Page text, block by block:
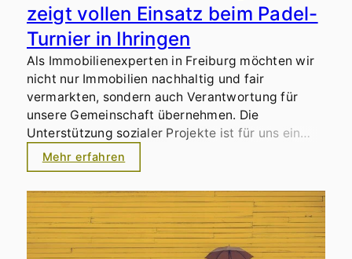
zeigt vollen Einsatz beim Padel-
Turnier in Ihringen
Als Immobilienexperten in Freiburg möchten wir
nicht nur Immobilien nachhaltig und fair
vermarkten, sondern auch Verantwortung für
unsere Gemeinschaft übernehmen. Die
Unterstützung sozialer Projekte ist für uns ein
zentraler Bestandteil unserer
Unternehmenskultur. Als die Matthias Ginter
Stiftung uns über das anstehende Benefiz Turnier
zusammen mit der neuen Padel-Halle des Just
Padel Clubs in Ihringen informierte, konnten wir
nur "JA" sagen.
Mehr erfahren